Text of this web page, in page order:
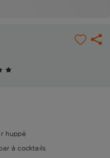
huppé
à cocktails